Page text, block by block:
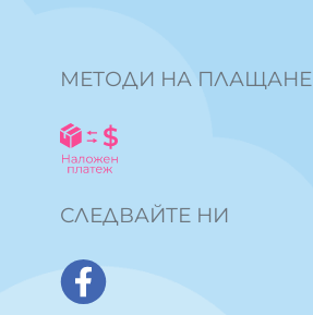
МЕТОДИ НА ПЛАЩАНЕ
СЛЕДВАЙТЕ НИ